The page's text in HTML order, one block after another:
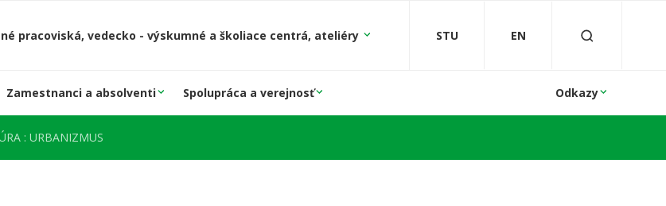
pracoviská, vedecko - výskumné a školiace centrá, ateliéry STU EN
Zamestnanci a absolventi Spolupráca a verejnosť Odkazy
: URBANIZMUS